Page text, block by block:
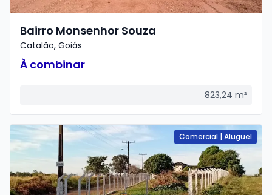
Bairro Monsenhor Souza
Catalão, Goiás
À combinar
823,24 m²
Comercial |Aluguel